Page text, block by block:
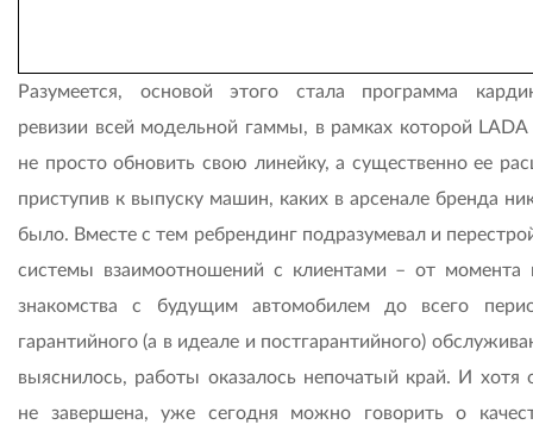
Разумеется, основой этого стала программа
ревизии всей модельной гаммы, в рамках которой
не просто обновить свою линейку, а существенно ее
приступив к выпуску машин, каких в арсенале бренда
было. Вместе с тем ребрендинг подразумевал и
системы взаимоотношений с клиентами – от момента
знакомства с будущим автомобилем до всего
гарантийного (а в идеале и постгарантийного)
выяснилось, работы оказалось непочатый край. И хотя
не завершена, уже сегодня можно говорить о